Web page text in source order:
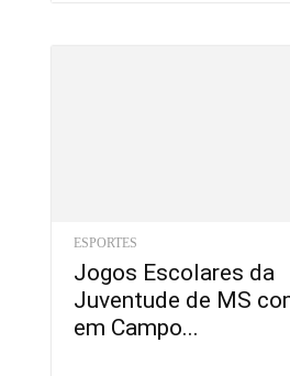
ESPORTES
Jogos Escolares da
Juventude de MS
em Campo...